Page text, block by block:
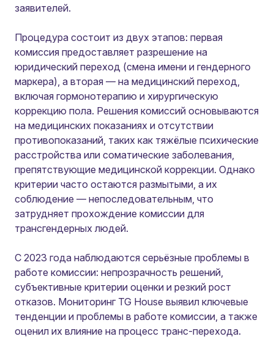
заявителей.
Процедура состоит из двух этапов: первая
комиссия предоставляет разрешение на
юридический переход (смена имени и гендерного
маркера), а вторая — на медицинский переход,
включая гормонотерапию и хирургическую
коррекцию пола. Решения комиссий основываются
на медицинских показаниях и отсутствии
противопоказаний, таких как тяжёлые психические
расстройства или соматические заболевания,
препятствующие медицинской коррекции. Однако
критерии часто остаются размытыми, а их
соблюдение — непоследовательным, что
затрудняет прохождение комиссии для
трансгендерных людей.
С 2023 года наблюдаются серьёзные проблемы в
работе комиссии: непрозрачность решений,
субъективные критерии оценки и резкий рост
отказов. Мониторинг TG House выявил ключевые
тенденции и проблемы в работе комиссии, а также
оценил их влияние на процесс транс-перехода.